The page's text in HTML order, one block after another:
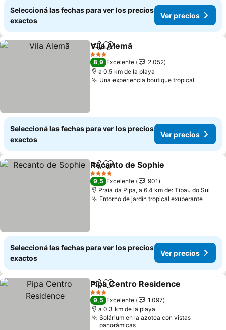
Seleccioná las fechas para ver los precios
exactos
Ver precios
CompartirAñadir a favoritos
Vila Alemã
3 Estrellas
8,9 Excelente
2.052
a 0.5 km de la playa
Una experiencia boutique tropical
Seleccioná las fechas para ver los precios
exactos
Ver precios
CompartirAñadir a favoritos
Recanto de Sophie
4 Estrellas
9,5 Excelente
901
Praia da Pipa, a 6.4 km de: Tibau do Sul
Entorno de jardín tropical exuberante
Seleccioná las fechas para ver los precios
exactos
Ver precios
CompartirAñadir a favoritos
Pipa Centro Residence
3 Estrellas
9,5 Excelente
1.097
a 0.3 km de la playa
Solárium en la azotea con vistas
panorámicas